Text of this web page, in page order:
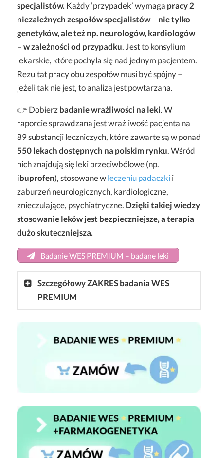
specjalistów. Każdy ‘przypadek’ wymaga pracy 2
niezależnych zespołów specjalistów – nie tylko
genetyków, ale też np. neurologów, kardiologów
– w zależności od przypadku. Jest to konsylium
lekarskie, które pochyla się nad jednym pacjentem.
Rezultat pracy obu zespołów musi być spójny –
jeżeli tak nie jest, to analiza jest powtarzana.
👉 Dobierzbadanie wrażliwości na leki. W
raporcie sprawdzana jest wrażliwość pacjenta na
89 substancji leczniczych, które zawarte są w ponad
550 lekach dostępnych na polskim rynku. Wśród
nich znajdują się leki przeciwbólowe (np.
ibuprofen), stosowane wleczeniu padaczkii
zaburzeń neurologicznych, kardiologiczne,
znieczulające, psychiatryczne. Dzięki takiej wiedzy
stosowanie leków jest bezpieczniejsze, a terapia
dużo skuteczniejsza.
Badanie WES PREMIUM – badane leki
Szczegółowy ZAKRES badania WES
PREMIUM